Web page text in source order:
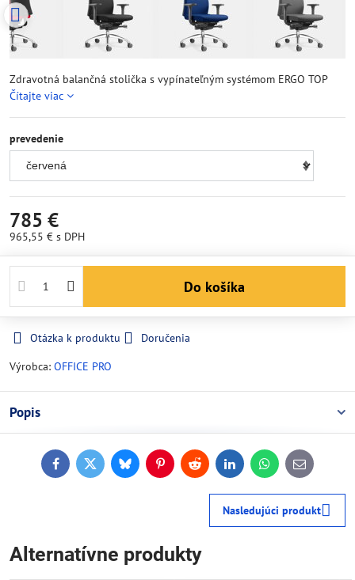
Zdravotná balančná stolička s vypínateľným systémom ERGO TOP
Čítajte viac
prevedenie
785 €
965,55 € s DPH
Do košíka
Otázka k produktu
Doručenia
Výrobca: OFFICE PRO
Popis
FacebookTwitterBlueskyPinterestReddit LinkedInWhatsApp
E-
mail
Nasledujúci produkt
Alternatívne produkty